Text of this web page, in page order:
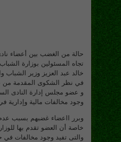
حالة من الغضب بين أعضاء
تجاه المسئولين بوزارة
خالد عبد العزيز وزير الشباب
في نظر الشكوى المقدمة من
و عضو مجلس إدارة النادى
وجود مخالفات مالية وإدارية
وبرر ااعضاء غضبهم بسبب
خاصة أن العضو تقدم بها
والتى تفيد وجود مخالفات في